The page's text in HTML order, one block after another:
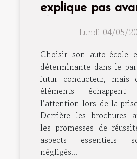
explique pas
Lundi 04/05/
Choisir son auto-école
déterminante dans le
futur conducteur, mais
éléments
l’attention lors de la
Derrière les brochures
les promesses de
aspects essentiels
négligés...